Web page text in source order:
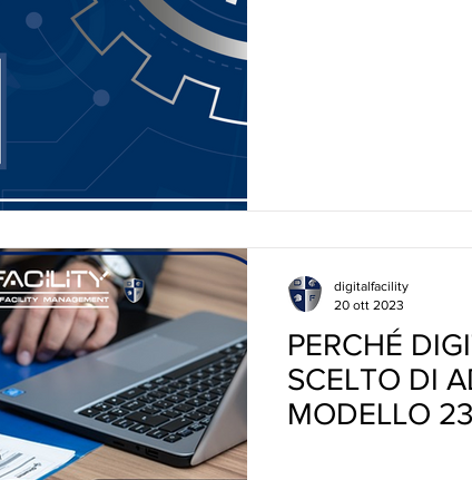
PERCHÉ
SCELTO DI
MODELLO
digitalfacility
20 ott 2023